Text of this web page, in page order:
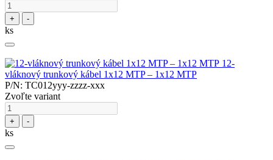
+ -
ks
12-
vláknový trunkový kábel 1x12 MTP – 1x12 MTP
P/N: TC012yyy-zzzz-xxx
Zvoľte variant
+ -
ks